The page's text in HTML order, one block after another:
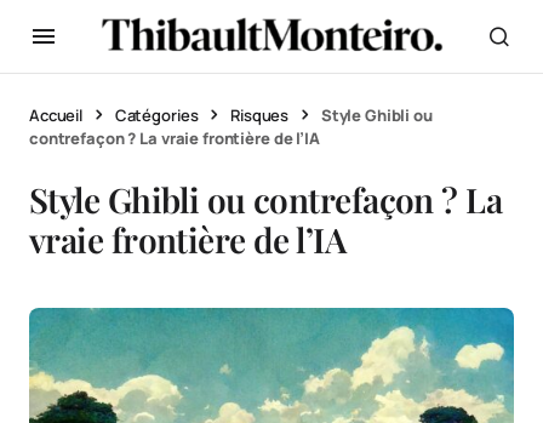
Accueil Catégories Risques
Style Ghibli ou
contrefaçon ? La vraie frontière de l’IA
Style Ghibli ou contrefaçon ? La
vraie frontière de l’IA